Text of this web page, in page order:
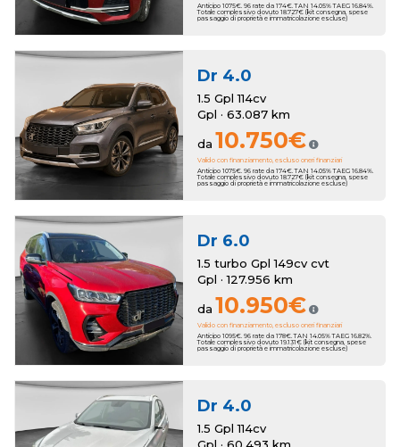
Anticipo 1075€. 96 rate da 174€. TAN 14.05% TAEG 16.84%.
Totale complessivo dovuto 18.727€ (kit consegna, spese
passaggio di proprietà e immatricolazione escluse)
Dr 4.0
1.5 Gpl 114cv
Gpl · 63.087 km
da 10.750€
Valido con finanziamento, escluso oneri finanziari
Anticipo 1075€. 96 rate da 174€. TAN 14.05% TAEG 16.84%.
Totale complessivo dovuto 18.727€ (kit consegna, spese
passaggio di proprietà e immatricolazione escluse)
Dr 6.0
1.5 turbo Gpl 149cv cvt
Gpl · 127.956 km
da 10.950€
Valido con finanziamento, escluso oneri finanziari
Anticipo 1095€. 96 rate da 178€. TAN 14.05% TAEG 16.82%.
Totale complessivo dovuto 19.131€ (kit consegna, spese
passaggio di proprietà e immatricolazione escluse)
Dr 4.0
1.5 Gpl 114cv
Gpl · 60.493 km